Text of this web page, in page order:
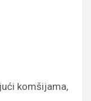
komšijama,